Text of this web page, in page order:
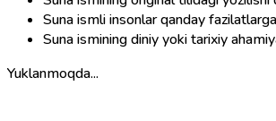
Suna ismli insonlar qanday
Suna ismining diniy yoki tarixiy
Yuklanmoqda...